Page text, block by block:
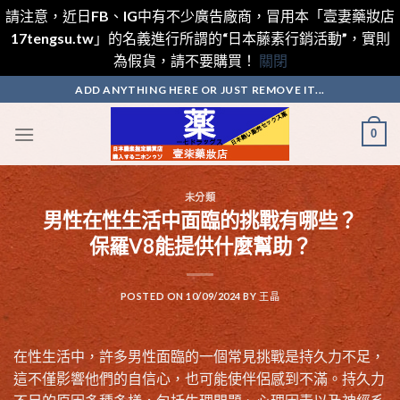
請注意，近日FB、IG中有不少廣告廠商，冒用本「壹妻藥妝店
17tengsu.tw」的名義進行所謂的“日本藤素行銷活動”，實則
為假貨，請不要購買！ 關閉
to
content
ADD ANYTHING HERE OR JUST REMOVE IT...
0
未分類
男性在性生活中面臨的挑戰有哪些？
保羅V8能提供什麼幫助？
POSTED ON10/09/2024 BY 王晶
在性生活中，許多男性面臨的一個常見挑戰是持久力不足，
這不僅影響他們的自信心，也可能使伴侶感到不滿。持久力